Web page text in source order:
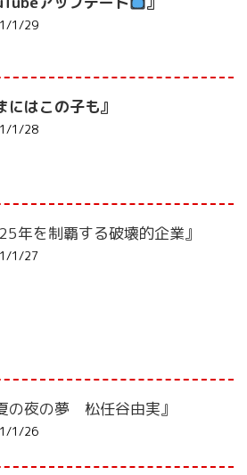
1/29
にはこの子も』
1/28
年を制覇する破壊的企業』
1/27
の夜の夢 松任谷由実』
1/26